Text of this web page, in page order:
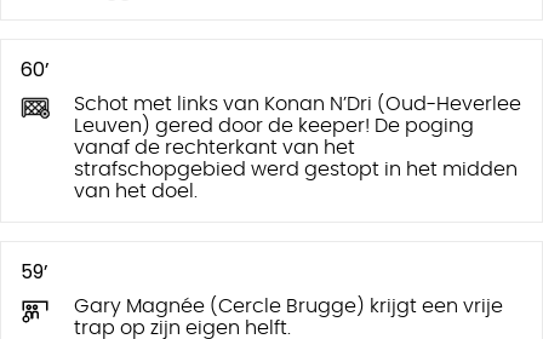
60’
Schot met links van Konan N’Dri (Oud-Heverlee
Leuven) gered door de keeper! De poging
vanaf de rechterkant van het
strafschopgebied werd gestopt in het midden
van het doel.
59’
Gary Magnée (Cercle Brugge) krijgt een vrije
trap op zijn eigen helft.